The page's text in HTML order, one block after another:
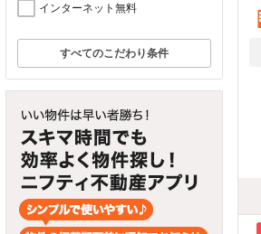
インターネット無料
すべてのこだわり条件